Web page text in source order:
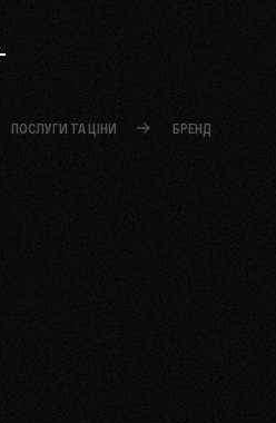
ПОСЛУГИ ТА ЦІНИ БРЕНД